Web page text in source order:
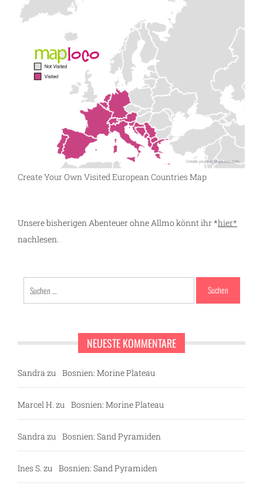
Create Your Own Visited European Countries Map
Unsere bisherigen Abenteuer ohne Allmo könnt ihr *hier*
nachlesen.
nach:
NEUESTE KOMMENTARE
Sandra zu Bosnien: Morine Plateau
Marcel H. zu Bosnien: Morine Plateau
Sandra zu Bosnien: Sand Pyramiden
Ines S. zu Bosnien: Sand Pyramiden